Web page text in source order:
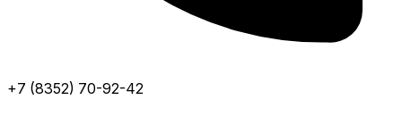
+7 (8352) 70-92-42